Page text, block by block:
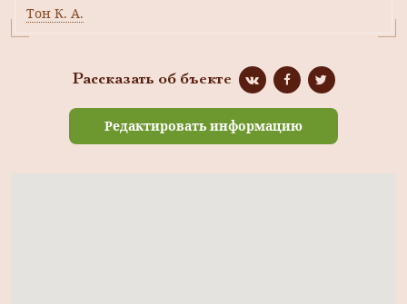
Тон К. А.
Рассказать об бъекте
Редактировать информацию